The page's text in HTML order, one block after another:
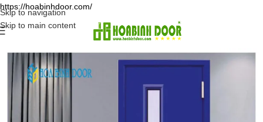
https://hoabinhdoor.com/
Skip to navigation
Skip to main content